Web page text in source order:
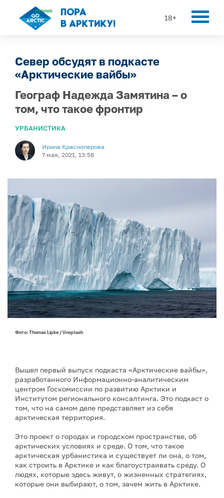
18+
Север обсудят в подкасте
«Арктические вайбы»
Географ Надежда Замятина – о
том, что такое фронтир
УРБАНИСТИКА
Ирина Красноперова
7 мая, 2021, 13:58
Фото: Thomas Lipke / Unsplash
Вышел первый выпуск подкаста «Арктические вайбы»,
разработанного Информационно-аналитическим
центром Госкомиссии по развитию Арктики и
Институтом регионального консалтинга. Это подкаст о
том, что на самом деле представляет из себя
арктическая территория.
Это проект о городах и городском пространстве, об
арктических условиях и среде. О том, что такое
арктическая урбанистика и существует ли она, о том,
как строить в Арктике и как благоустраивать среду. О
людях, которые здесь живут, о жизненных стратегиях,
которые они выбирают, о том, зачем жить в Арктике.